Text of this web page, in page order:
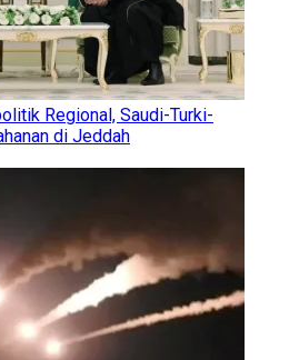
Regional, Saudi-Turki-
di Jeddah